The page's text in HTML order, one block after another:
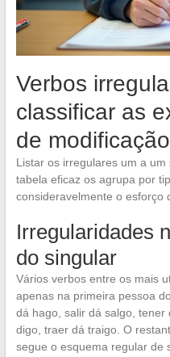
Verbos
classificar as
de modificação
Listar os irregulares um a
tabela eficaz os agrupa por
consideravelmente o esforço
Irregularidades
do singular
Vários verbos entre os mais
apenas na primeira pessoa
dá hago, salir dá salgo,
digo, traer dá traigo. O
segue o esquema regular de